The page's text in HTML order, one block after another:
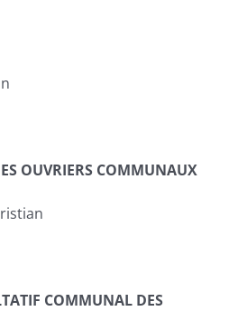
OUVRIERS COMMUNAUX
COMMUNAL DES